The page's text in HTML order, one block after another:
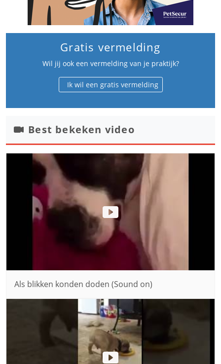
Gratis vermelding
Wil jij ook een vermelding van je praktijk?
Ik wil een gratis vermelding
Best bekeken video
Als blikken konden doden (Sound on)